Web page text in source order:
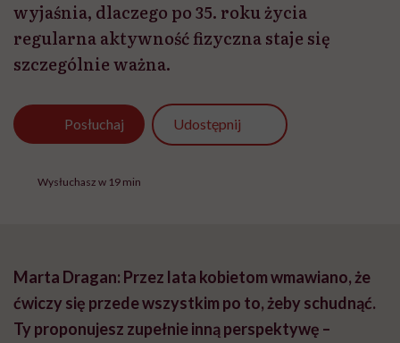
wyjaśnia, dlaczego po 35. roku życia
regularna aktywność fizyczna staje się
szczególnie ważna.
Posłuchaj Udostępnij
Wysłuchasz w 19 min
Marta Dragan: Przez lata kobietom wmawiano, że
ćwiczy się przede wszystkim po to, żeby schudnąć.
Ty proponujesz zupełnie inną perspektywę –